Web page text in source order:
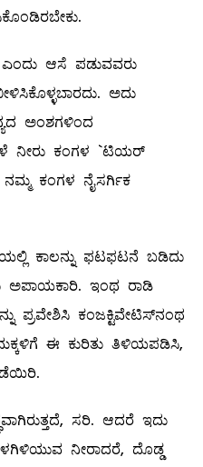
ಆಸೆ ಪಡುವವರು
ಅದು
ಅಂಶಗಳಿಂದ
ನೀರು ಕಂಗಳ `ಟಿಯರ್‌
ನಮ್ಮ ಕಂಗಳ ನೈಸರ್ಗಿಕ
ಕಾಲನ್ನು ಫಟಫಟನೆ ಬಡಿದು
ಅಪಾಯಕಾರಿ. ಇಂಥ ರಾಡಿ
ಪ್ರವೇಶಿಸಿ ಕಂಜಕ್ಟಿವೇಟಿಸ್‌ನಂಥ
ಈ ಕುರಿತು ತಿಳಿಯಪಡಿಸಿ,
ಸರಿ. ಆದರೆ ಇದು
ನೀರಾದರೆ, ದೊಡ್ಡ